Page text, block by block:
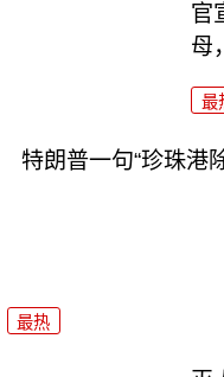
官
母
最
特朗普一句“珍珠港
最热